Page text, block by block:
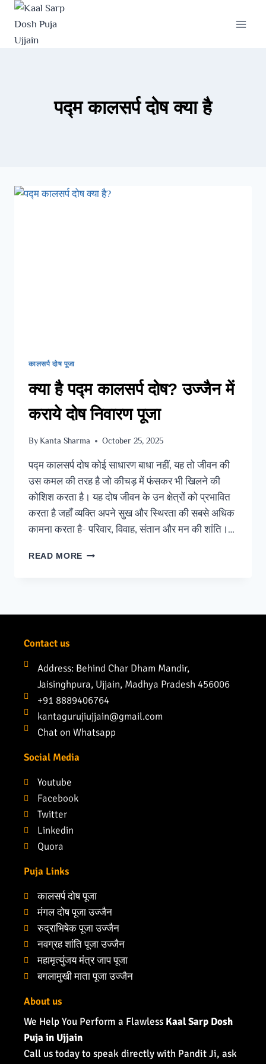
पद्म कालसर्प दोष क्या है
कालसर्प दोष पूजा
क्या है पद्म कालसर्प दोष? उज्जैन में
कराये दोष निवारण पूजा
By Kanta Sharma October 25, 2025
पद्म कालसर्प दोष कोई साधारण बाधा नहीं, यह तो जीवन की
उस कमल की तरह है जो कीचड़ में फंसकर भी खिलने की
कोशिश करता है। यह दोष जीवन के उन क्षेत्रों को प्रभावित
करता है जहाँ व्यक्ति अपने सुख और स्थिरता की सबसे अधिक
कामना करता है- परिवार, विवाह, संतान और मन की शांति।…
READ MORE
Contact us
Address: Behind Char Dham Mandir,
Jaisinghpura, Ujjain, Madhya Pradesh 456006
+91 8889406764
kantagurujiujjain@gmail.com
Chat on Whatsapp
Social Media
Youtube
Facebook
Twitter
Linkedin
Quora
Puja Links
कालसर्प दोष पूजा
मंगल दोष पूजा उज्जैन
रुद्राभिषेक पूजा उज्जैन
नवग्रह शांति पूजा उज्जैन
महामृत्युंजय मंत्र जाप पूजा
बगलामुखी माता पूजा उज्जैन
About us
We Help You Perform a Flawless Kaal Sarp Dosh
Puja in Ujjain
Call us today to speak directly with Pandit Ji, ask